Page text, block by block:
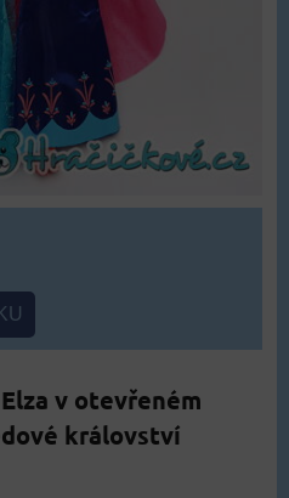
v otevřeném
království